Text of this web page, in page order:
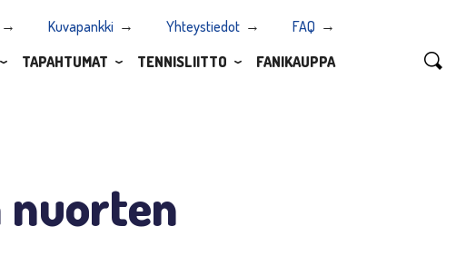
Kuvapankki Yhteystiedot
FAQ
TAPAHTUMAT TENNISLIITTO FANIKAUPPA
nuorten